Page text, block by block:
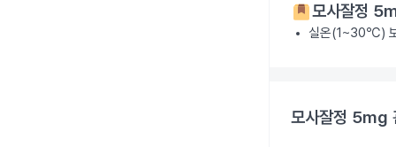
모사잘정
실온(1~30℃)
모사잘정 5mg